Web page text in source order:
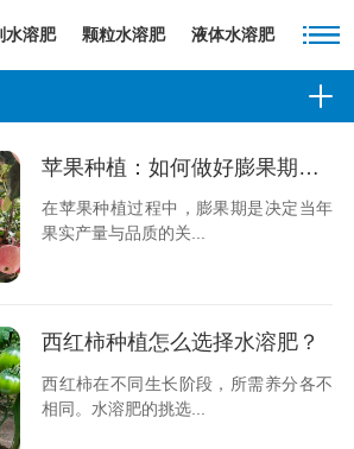
水溶肥 颗粒水溶肥 液体水溶肥
苹果种植：如何做好膨果期管理
在苹果种植过程中，膨果期是决定当年
果实产量与品质的关...
西红柿种植怎么选择水溶肥？
西红柿在不同生长阶段，所需养分各不
相同。水溶肥的挑选...